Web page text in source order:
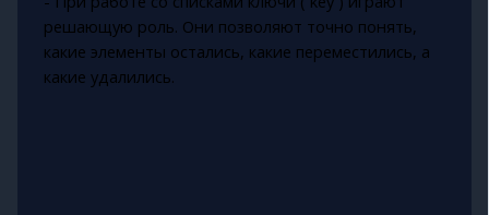
решающую роль. Они позволяют точно понять,
какие элементы остались, какие переместились, а
какие удалились.